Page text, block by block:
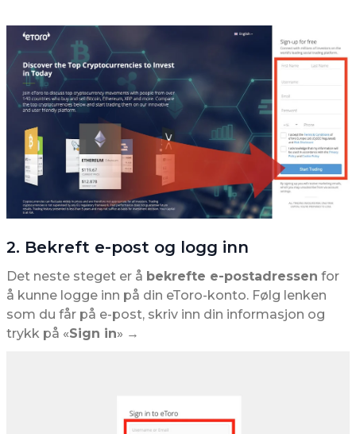
2. Bekreft e-post og logg inn
Det neste steget er å bekrefte e-postadressen for
å kunne logge inn på din eToro-konto. Følg lenken
som du får på e-post, skriv inn din informasjon og
trykk på «Sign in» →